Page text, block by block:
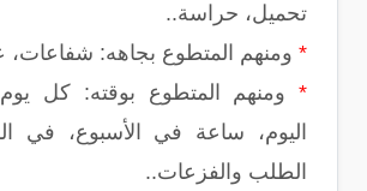
تحميل، حراسة..
* ومنهم المتطوع بجاهه: شفاعات،
* ومنهم المتطوع بوقته: كل
اليوم، ساعة في الأسبوع، في
الطلب والفزعات..